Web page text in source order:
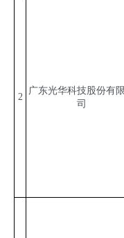
2
广东光华科技股份有
司